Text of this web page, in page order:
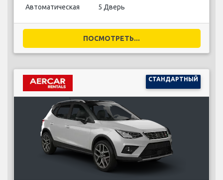
Автоматическая 5 Дверь
ПОСМОТРЕТЬ...
СТАНДАРТНЫЙ